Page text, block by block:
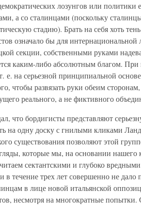
лозунгов или политики
а со сталинцами (поскольку
стадию). Брать на себя хоть
означало бы для
секции, собственными руками
каким-либо абсолютным благом. При
е. на серьезной принципиальной
чтобы развязать руки обеим
реального, а не фиктивного
что бордигисты представляют
на одну доску с гнилыми кликами
существования позволяют этой
которые мы, на основании нашего
сектантскими и глубоко
в течение трех лет совершенно не
в лице новой итальянской
несмотря на многократные